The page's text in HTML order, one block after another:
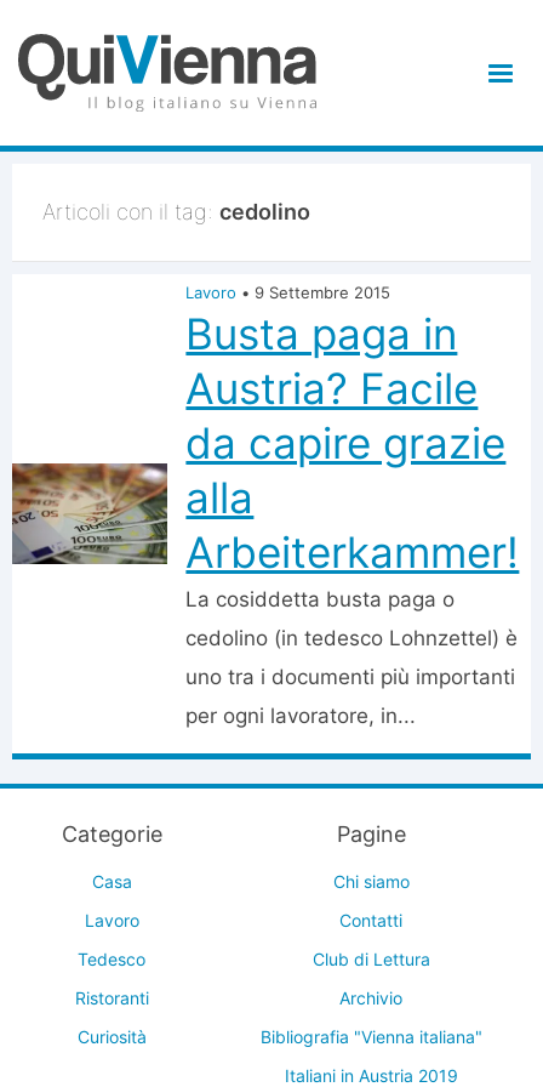
Articoli con il tag: cedolino
Lavoro • 9 Settembre 2015
Busta paga in
Austria? Facile
da capire grazie
alla
Arbeiterkammer!
La cosiddetta busta paga o
cedolino (in tedesco Lohnzettel) è
uno tra i documenti più importanti
per ogni lavoratore, in...
Categorie
Casa
Lavoro
Tedesco
Ristoranti
Curiosità
Pagine
Chi siamo
Contatti
Club di Lettura
Archivio
Bibliografia "Vienna italiana"
Italiani in Austria 2019